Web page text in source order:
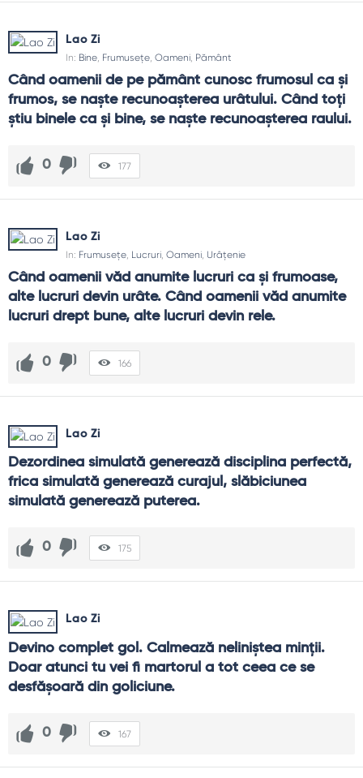
Lao Zi
In: Bine Frumusețe Oameni Pământ
Când oamenii de pe pământ cunosc frumosul ca şi
frumos, se naşte recunoaşterea urâtului. Când toţi
ştiu binele ca şi bine, se naşte recunoaşterea raului.
0 177
Lao Zi
In: Frumusețe Lucruri Oameni Urâțenie
Când oamenii văd anumite lucruri ca şi frumoase,
alte lucruri devin urâte. Când oamenii văd anumite
lucruri drept bune, alte lucruri devin rele.
0 166
Lao Zi
Dezordinea simulată generează disciplina perfectă,
frica simulată generează curajul, slăbiciunea
simulată generează puterea.
0 175
Lao Zi
Devino complet gol. Calmează neliniştea minţii.
Doar atunci tu vei fi martorul a tot ceea ce se
desfăşoară din goliciune.
0 167